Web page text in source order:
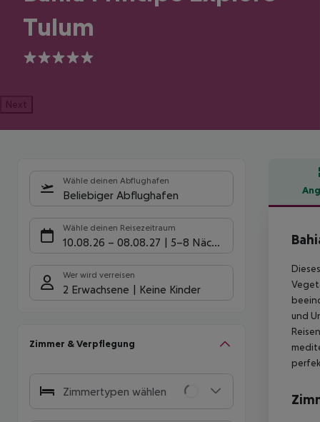
Tulum
5
Next
Wähle deinen Abflughafen
Beliebiger Abflughafen
Wähle deinen Reisezeitraum
10.08.26 – 08.08.27 5-8 Nächte
Wer wird verreisen
2 Erwachsene Keine Kinder
Zimmer & Verpflegung
Zimmertypen wählen
und